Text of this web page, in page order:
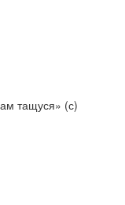
тащуся» (с)